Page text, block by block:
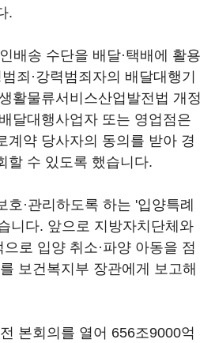
.
배송 수단을 배달·택배에 활용
죄·강력범죄자의 배달대행기
활물류서비스산업발전법 개정
달대행사업자 또는 영업점은
계약 당사자의 동의를 받아 경
할 수 있도록 했습니다.
·관리하도록 하는 '입양특례
니다. 앞으로 지방자치단체와
로 입양 취소·파양 아동을 점
보건복지부 장관에게 보고해
본회의를 열어 656조9000억